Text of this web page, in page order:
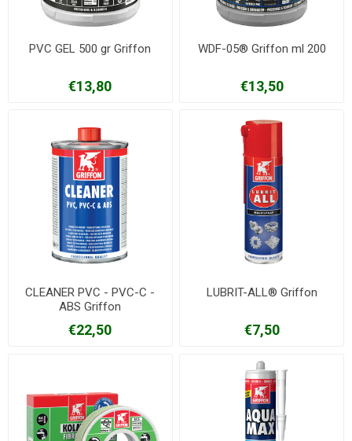
PVC GEL 500 gr Griffon
€13,80
WDF-05® Griffon ml 200
€13,50
CLEANER PVC - PVC-C -
ABS Griffon
€22,50
LUBRIT-ALL® Griffon
€7,50